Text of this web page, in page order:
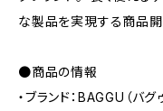
な製品を実現する商品開
●商品の情報
・ブランド：BAGGU（バグ